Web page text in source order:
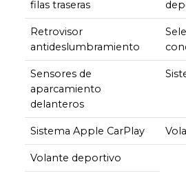
filas traseras
Retrovisor
antideslumbramiento
Sensores de
aparcamiento
delanteros
Sistema Apple CarPlay
Volante deportivo